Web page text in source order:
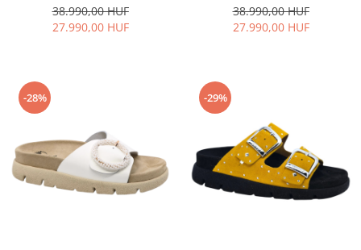
38.990,00 HUF
27.990,00 HUF
38.990,00 HUF
27.990,00 HUF
-28% -29%